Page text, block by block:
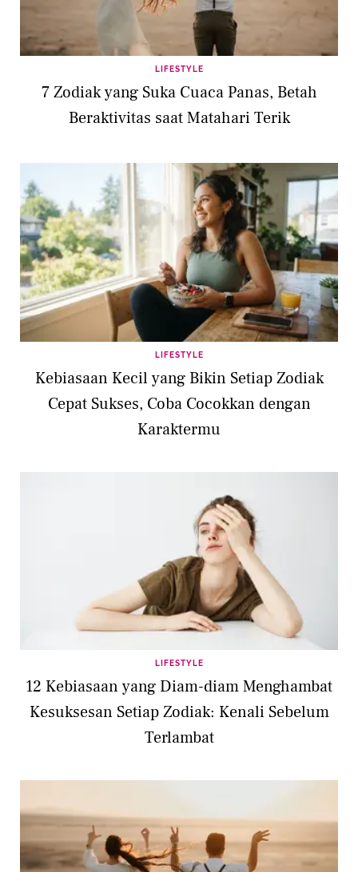
LIFESTYLE
7 Zodiak yang Suka Cuaca Panas, Betah
Beraktivitas saat Matahari Terik
LIFESTYLE
Kebiasaan Kecil yang Bikin Setiap Zodiak
Cepat Sukses, Coba Cocokkan dengan
Karaktermu
LIFESTYLE
12 Kebiasaan yang Diam-diam Menghambat
Kesuksesan Setiap Zodiak: Kenali Sebelum
Terlambat